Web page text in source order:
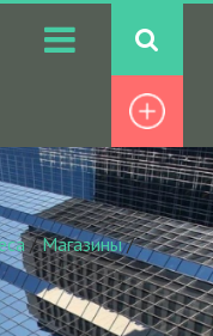
/Магазины/